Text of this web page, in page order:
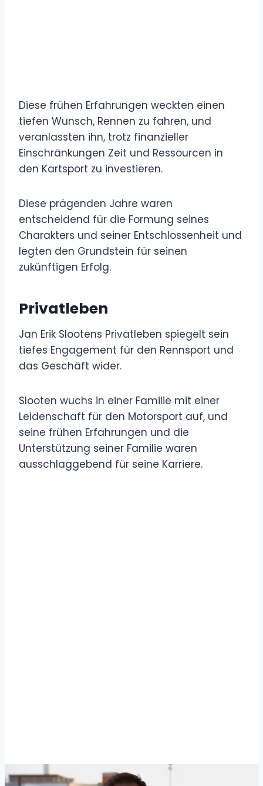
Diese frühen Erfahrungen weckten einen
tiefen Wunsch, Rennen zu fahren, und
veranlassten ihn, trotz finanzieller
Einschränkungen Zeit und Ressourcen in
den Kartsport zu investieren.
Diese prägenden Jahre waren
entscheidend für die Formung seines
Charakters und seiner Entschlossenheit und
legten den Grundstein für seinen
zukünftigen Erfolg.
Privatleben
Jan Erik Slootens Privatleben spiegelt sein
tiefes Engagement für den Rennsport und
das Geschäft wider.
Slooten wuchs in einer Familie mit einer
Leidenschaft für den Motorsport auf, und
seine frühen Erfahrungen und die
Unterstützung seiner Familie waren
ausschlaggebend für seine Karriere.